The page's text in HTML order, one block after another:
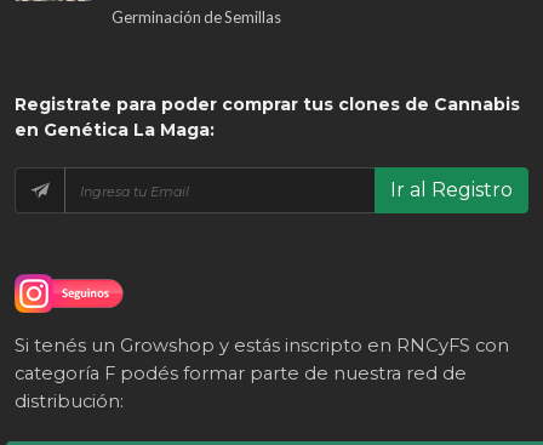
Germinación de Semillas
Registrate para poder comprar tus clones de Cannabis
en Genética La Maga:
Ir al Registro
Si tenés un Growshop y estás inscripto en RNCyFS con
categoría F podés formar parte de nuestra red de
distribución: